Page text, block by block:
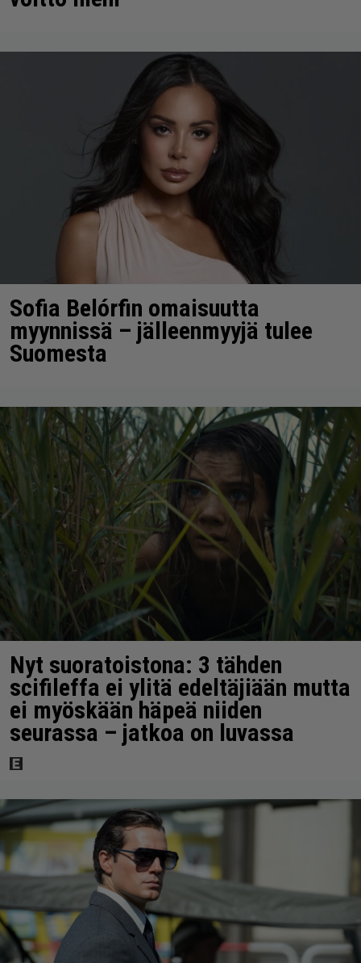
Sofia Belórfin omaisuutta
myynnissä – jälleenmyyjä tulee
Suomesta
Nyt suoratoistona: 3 tähden
scifileffa ei ylitä edeltäjiään mutta
ei myöskään häpeä niiden
seurassa – jatkoa on luvassa